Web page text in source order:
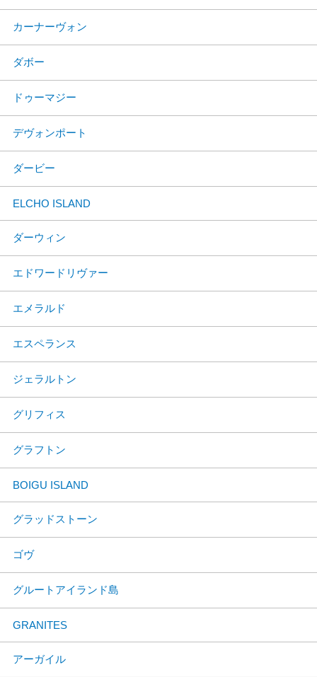
カーナーヴォン
ダボー
ドゥーマジー
デヴォンポート
ダービー
ELCHO ISLAND
ダーウィン
エドワードリヴァー
エメラルド
エスペランス
ジェラルトン
グリフィス
グラフトン
BOIGU ISLAND
グラッドストーン
ゴヴ
グルートアイランド島
GRANITES
アーガイル